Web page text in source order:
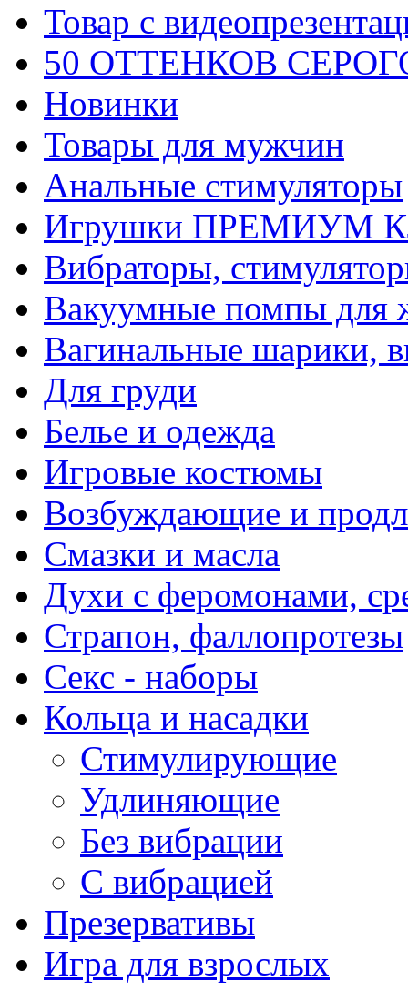
Товар с
50 ОТТЕНКОВ
Новинки
Товары для мужчин
Анальные стимуляторы
Игрушки ПРЕМИУМ
Вибраторы,
Вакуумные помпы для
Вагинальные шарики,
Для груди
Белье и одежда
Игровые костюмы
Возбуждающие и
Смазки и масла
Духи с феромонами,
Страпон, фаллопротезы
Секс - наборы
Кольца и насадки
Стимулирующие
Удлиняющие
Без вибрации
С вибрацией
Презервативы
Игра для взрослых